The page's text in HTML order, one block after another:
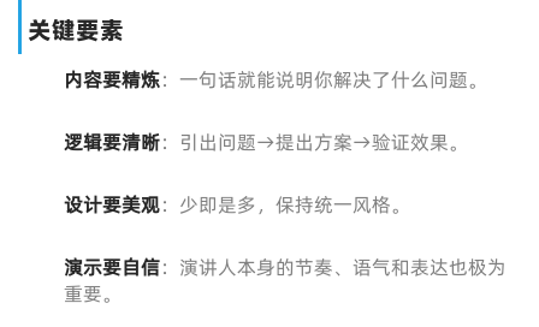
关键要素
内容要精炼：一句话就能说明你解决了什么问题。
逻辑要清晰：引出问题→提出方案→验证效果。
设计要美观：少即是多，保持统一风格。
演示要自信：演讲人本身的节奏、语气和表达也极为
重要。